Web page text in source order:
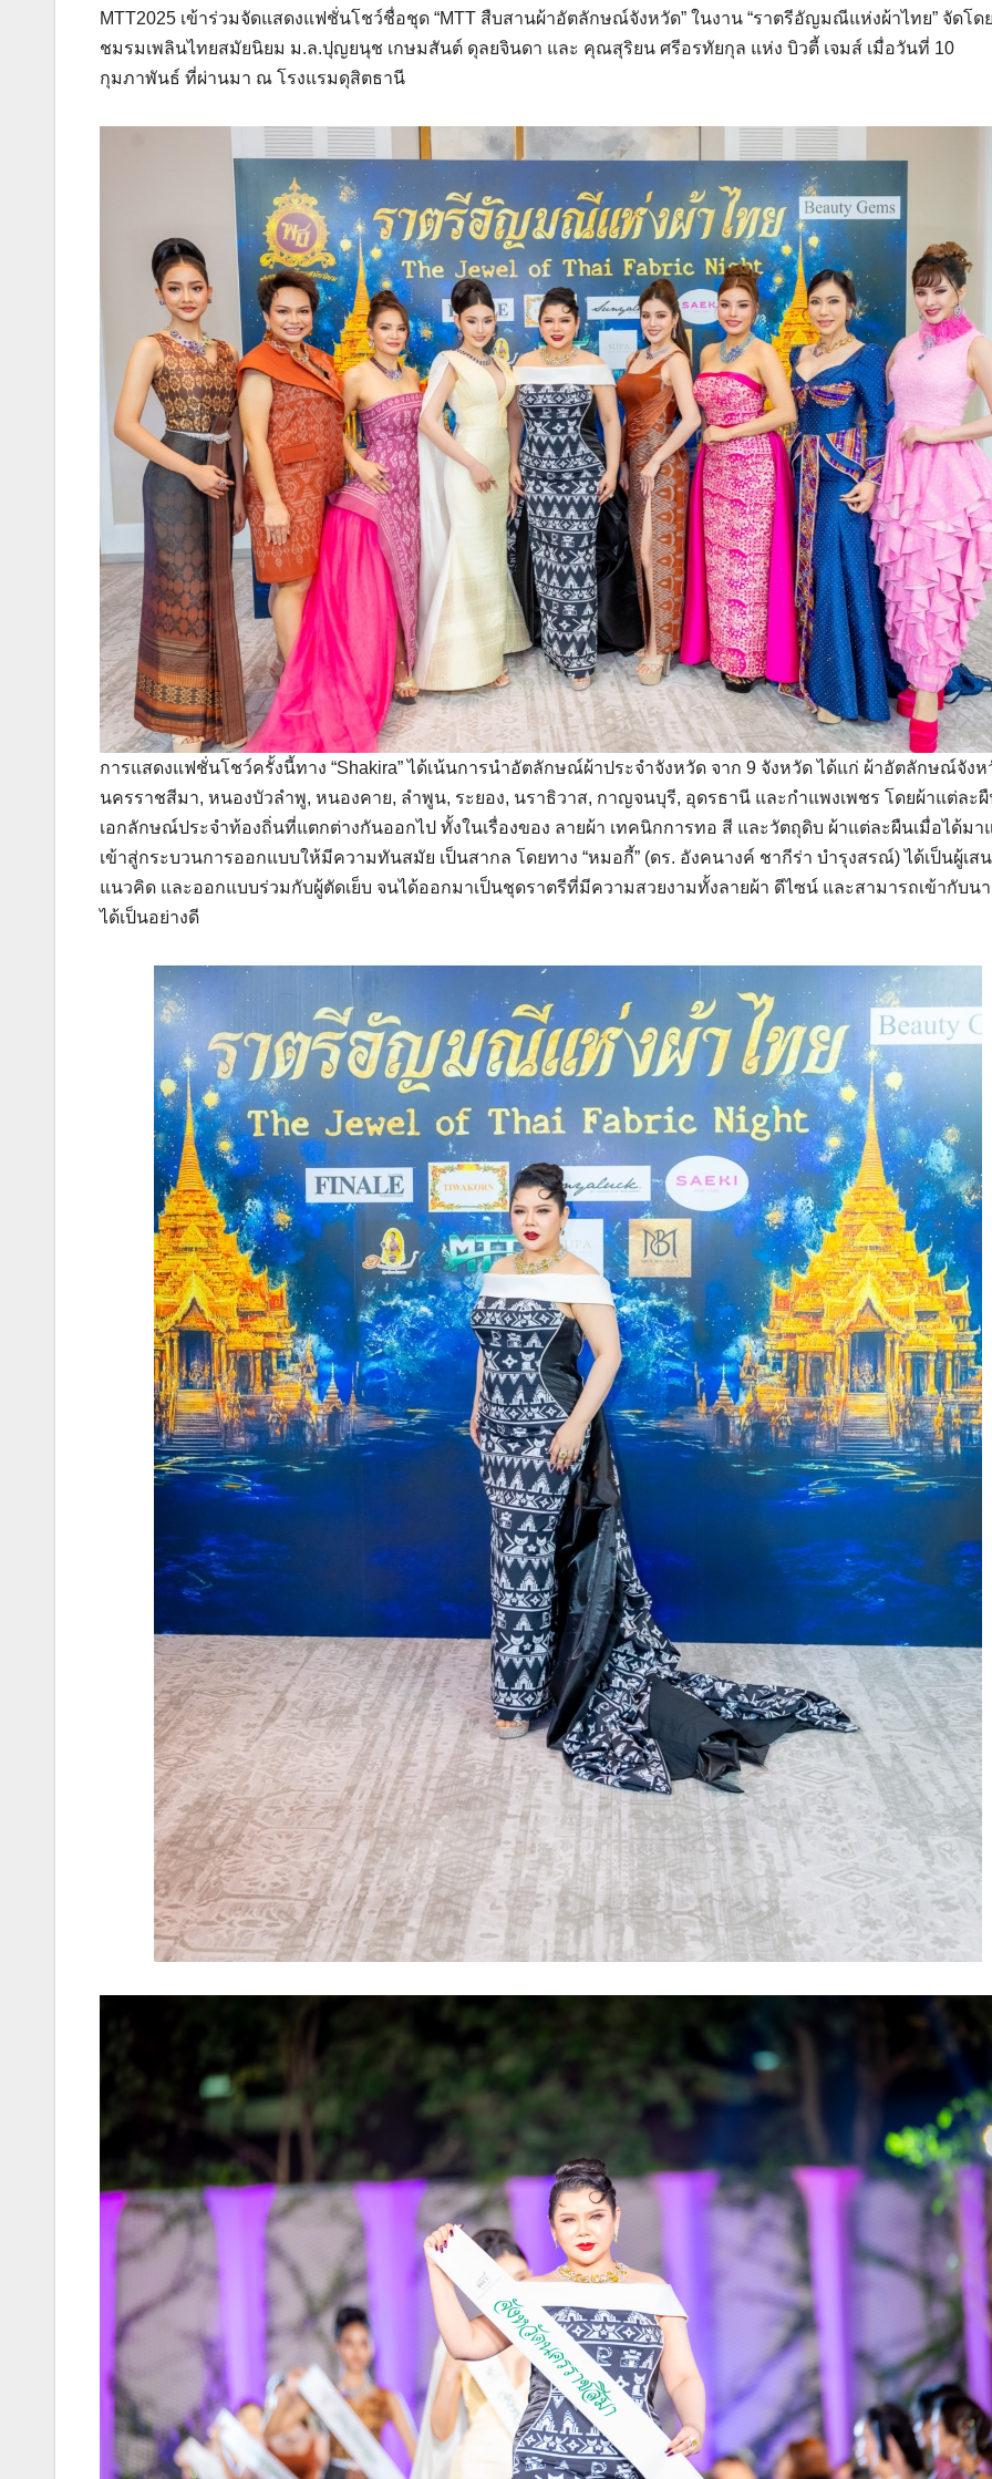
MTT2025 เข้าร่วมจัดแสดงแฟชั่นโชว์ชื่อชุด “MTT สืบสานผ้าอัตลักษณ์จังหวัด” ในงาน “ราตรีอัญมณีแห่งผ้าไทย” จัดโด
ชมรมเพลินไทยสมัยนิยม ม.ล.ปุญยนุช เกษมสันต์ ดุลยจินดา และ คุณสุริยน ศรีอรทัยกุล แห่ง บิวตี้ เจมส์ เมื่อวันที่ 10
กุมภาพันธ์ ที่ผ่านมา ณ โรงแรมดุสิตธานี
การแสดงแฟชั่นโชว์ครั้งนี้ทาง “Shakira” ได้เน้นการนำอัตลักษณ์ผ้าประจำจังหวัด จาก 9 จังหวัด ได้แก่ ผ้าอัตลักษณ์จังห
นครราชสีมา, หนองบัวลำพู, หนองคาย, ลำพูน, ระยอง, นราธิวาส, กาญจนบุรี, อุดรธานี และกำแพงเพชร โดยผ้าแต่ละ
เอกลักษณ์ประจำท้องถิ่นที่แตกต่างกันออกไป ทั้งในเรื่องของ ลายผ้า เทคนิกการทอ สี และวัตถุดิบ ผ้าแต่ละผืนเมื่อได้มา
เข้าสู่กระบวนการออกแบบให้มีความทันสมัย เป็นสากล โดยทาง “หมอกี้” (ดร. อังคนางค์ ชากีร่า บำรุงสรณ์) ได้เป็นผู้เส
แนวคิด และออกแบบร่วมกับผู้ตัดเย็บ จนได้ออกมาเป็นชุดราตรีที่มีความสวยงามทั้งลายผ้า ดีไซน์ และสามารถเข้ากับน
ได้เป็นอย่างดี